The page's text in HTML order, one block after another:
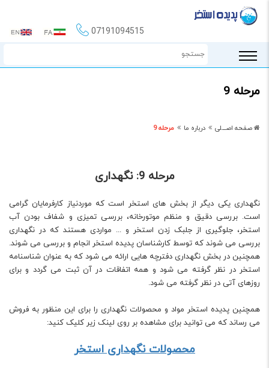
07191094515
مرحله 9
صفحه اصـــلی درباره ما مرحله 9
مرحله 9: نگهداری
نگهداری یکی دیگر از بخش های استخر است که موردنیاز کارفرمایان گرامی
است. بررسی دقیق و منظم موتورخانه، بررسی تمیزی و شفاف بودن آب
استخر، جلوگیری از جلبک زدن استخر و ... مواردی هستند که در نگهداری
بررسی می شوند که توسط کارشناسان پدیده استخر انجام و بررسی می شوند.
همچنین در بخش نگهداری دفترچه هایی ارائه می شود که به عنوان شناسنامه
استخر در نظر گرفته می شود و همه اتفاقات در آن ثبت می گردد و برای
روزهای آتی در نظر گرفته می شود.
همچنین پدیده استخر مواد و محصولات نگهداری را برای این منظور به فروش
می رساند که می توانید برای مشاهده بر روی لینک زیر کلیک کنید:
محصولات نگهداری استخر